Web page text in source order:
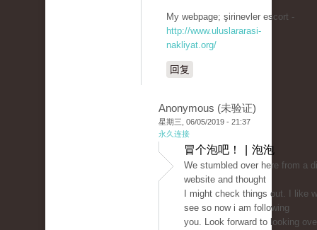
My webpage; şirinevler escort -
http://www.uluslararasi-
nakliyat.org/
回复
Anonymous (未验证)
星期三, 06/05/2019 - 21:37
永久连接
冒个泡吧！ | 泡泡
We stumbled over here from a
website and thought
I might check things out. I like
see so now i am following
you. Look forward to looking